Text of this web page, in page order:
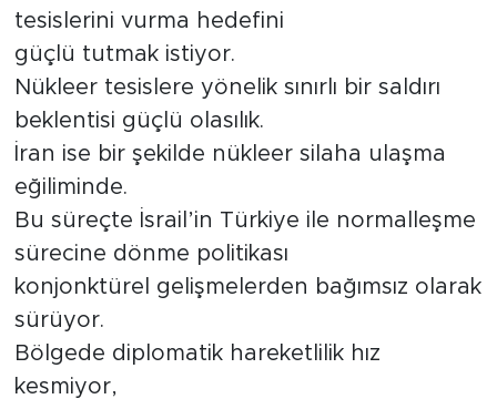
tesislerini vurma hedefini
güçlü tutmak istiyor.
Nükleer tesislere yönelik sınırlı bir saldırı
beklentisi güçlü olasılık.
İran ise bir şekilde nükleer silaha ulaşma
eğiliminde.
Bu süreçte İsrail’in Türkiye ile normalleşme
sürecine dönme politikası
konjonktürel gelişmelerden bağımsız olarak
sürüyor.
Bölgede diplomatik hareketlilik hız
kesmiyor,